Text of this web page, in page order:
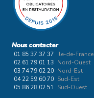
Nous contacter
01 85 37 37 37 Ile-de-France
02 61 79 01 13 Nord-Ouest
03 74 79 02 20 Nord-Est
04 22 59 60 70 Sud-Est
05 86 28 02 51 Sud-Ouest